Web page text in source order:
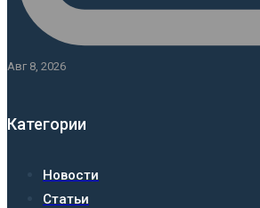
Авг 8, 2026
Категории
Новости
Статьи